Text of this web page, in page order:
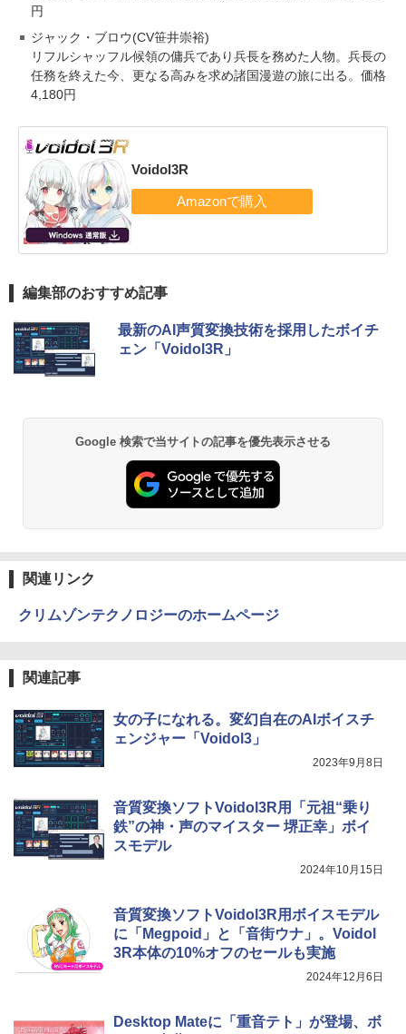
円
ジャック・ブロウ(CV笹井崇裕)
リフルシャッフル候領の傭兵であり兵長を務めた人物。兵長の
任務を終えた今、更なる高みを求め諸国漫遊の旅に出る。価格
4,180円
Voidol3R
編集部のおすすめ記事
最新のAI声質変換技術を採用したボイチ
ェン「Voidol3R」
Google 検索で当サイトの記事を優先表示させる
関連リンク
クリムゾンテクノロジーのホームページ
関連記事
女の子になれる。変幻自在のAIボイスチ
ェンジャー「Voidol3」
2023年9月8日
音質変換ソフトVoidol3R用「元祖“乗り
鉄”の神・声のマイスター 堺正幸」ボイ
スモデル
2024年10月15日
音質変換ソフトVoidol3R用ボイスモデル
に「Megpoid」と「音街ウナ」。Voidol
3R本体の10%オフのセールも実施
2024年12月6日
Desktop Mateに「重音テト」が登場、ボ